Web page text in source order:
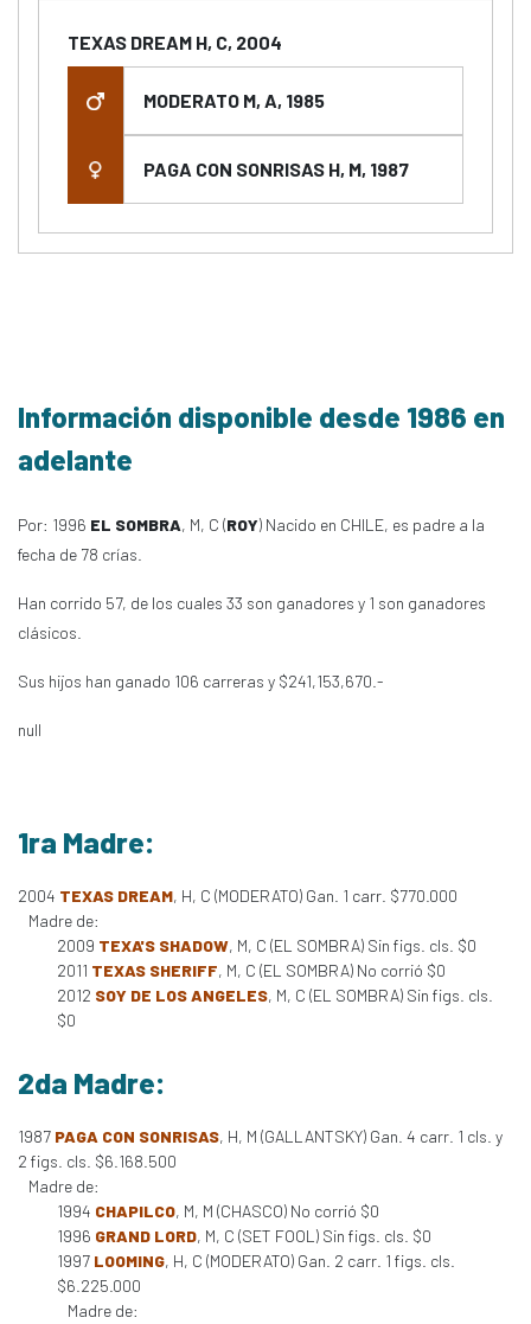
TEXAS DREAM H, C, 2004
MODERATO M, A, 1985
PAGA CON SONRISAS H, M, 1987
Información disponible desde 1986 en
adelante
Por: 1996 EL SOMBRA, M, C (ROY) Nacido en CHILE, es padre a la
fecha de 78 crías.
Han corrido 57, de los cuales 33 son ganadores y 1 son ganadores
clásicos.
Sus hijos han ganado 106 carreras y $241,153,670.-
null
1ra Madre:
2004 TEXAS DREAM, H, C (MODERATO) Gan. 1 carr. $770.000
Madre de:
2009 TEXA'S SHADOW, M, C (EL SOMBRA) Sin figs. cls. $0
2011 TEXAS SHERIFF, M, C (EL SOMBRA) No corrió $0
2012 SOY DE LOS ANGELES, M, C (EL SOMBRA) Sin figs. cls.
$0
2da Madre:
1987 PAGA CON SONRISAS, H, M (GALLANTSKY) Gan. 4 carr. 1 cls. y
2 figs. cls. $6.168.500
Madre de:
1994 CHAPILCO, M, M (CHASCO) No corrió $0
1996 GRAND LORD, M, C (SET FOOL) Sin figs. cls. $0
1997 LOOMING, H, C (MODERATO) Gan. 2 carr. 1 figs. cls.
$6.225.000
Madre de: